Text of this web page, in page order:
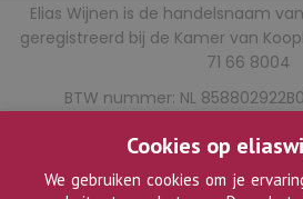
Elias Wijnen is de handelsnaam
geregistreerd bij de Kamer van
71 66 8004
BTW nummer: NL
E-mail:
Algemene
Cookies op
We gebruiken cookies om je